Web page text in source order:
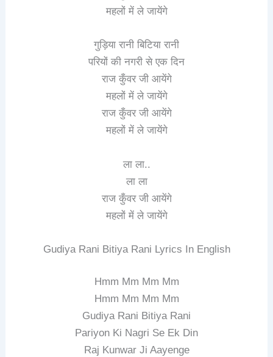
महलों में ले जायेंगे
गुड़िया रानी बिटिया रानी
परियों की नगरी से एक दिन
राज कुँवर जी आयेंगे
महलों में ले जायेंगे
राज कुँवर जी आयेंगे
महलों में ले जायेंगे
ला ला..
ला ला
राज कुँवर जी आयेंगे
महलों में ले जायेंगे
Gudiya Rani Bitiya Rani Lyrics In English
Hmm Mm Mm Mm
Hmm Mm Mm Mm
Gudiya Rani Bitiya Rani
Pariyon Ki Nagri Se Ek Din
Raj Kunwar Ji Aayenge